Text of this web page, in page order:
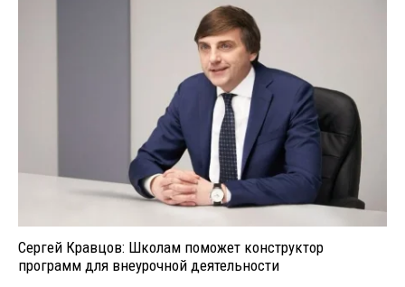
Сергей Кравцов: Школам поможет конструктор
программ для внеурочной деятельности